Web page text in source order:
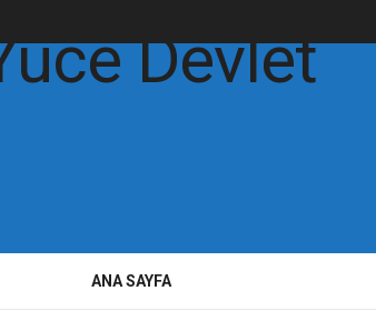
ANA SAYFA